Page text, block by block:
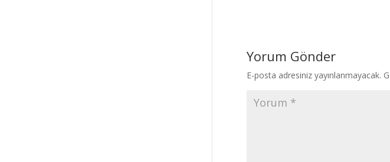
Yorum Gönder
E-posta adresiniz yayınlanmayacak.